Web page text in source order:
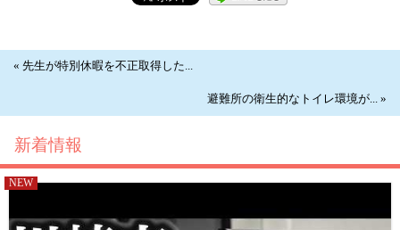
« 先生が特別休暇を不正取得した...
避難所の衛生的なトイレ環境が... »
新着情報
NEW